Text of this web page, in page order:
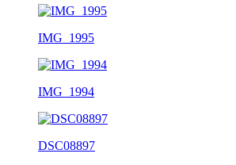
IMG_1995
IMG_1994
DSC08897